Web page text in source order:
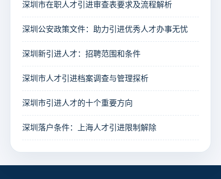
深圳市在职人才引进审查表要求及流程解析
深圳公安政策文件：助力引进优秀人才办事无忧
深圳新引进人才：招聘范围和条件
深圳市人才引进档案调查与管理探析
深圳市引进人才的十个重要方向
深圳落户条件：上海人才引进限制解除